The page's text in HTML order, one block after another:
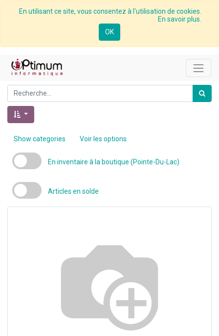
En utilisant ce site, vous consentez à l'utilisation de cookies.
En savoir plus.
OK
Show categories Voir les options
En inventaire à la boutique (Pointe-Du-Lac)
Articles en solde